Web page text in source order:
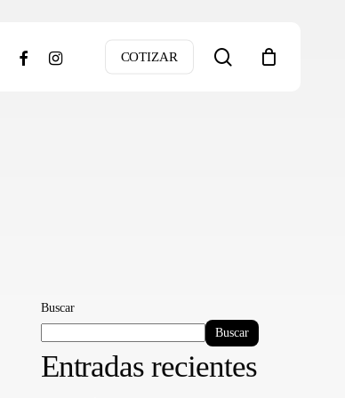
COTIZAR search
facebookinstagram
Buscar
Buscar
Entradas recientes